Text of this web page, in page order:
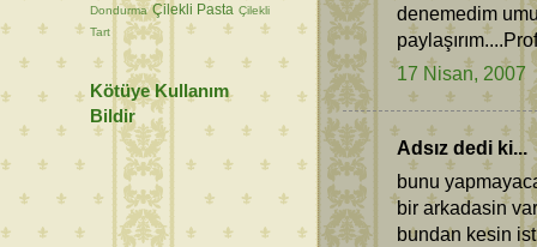
denemedim
17 Nisan, 2007
Adsız dedi ki...
bunu
bir arkadasin
bundan kesin
Dondurma Çilekli Pasta Çilekli
Tart
Kötüye Kullanım
Bildir